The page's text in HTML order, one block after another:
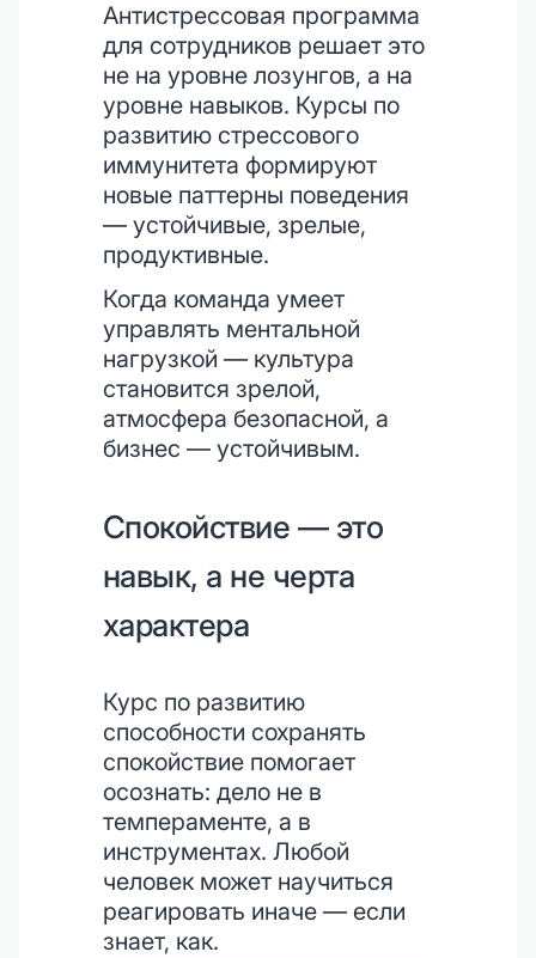
Антистрессовая программа
для сотрудников решает это
не на уровне лозунгов, а на
уровне навыков. Курсы по
развитию стрессового
иммунитета формируют
новые паттерны поведения
— устойчивые, зрелые,
продуктивные.
Когда команда умеет
управлять ментальной
нагрузкой — культура
становится зрелой,
атмосфера безопасной, а
бизнес — устойчивым.
Спокойствие — это
навык, а не черта
характера
Курс по развитию
способности сохранять
спокойствие помогает
осознать: дело не в
темпераменте, а в
инструментах. Любой
человек может научиться
реагировать иначе — если
знает, как.